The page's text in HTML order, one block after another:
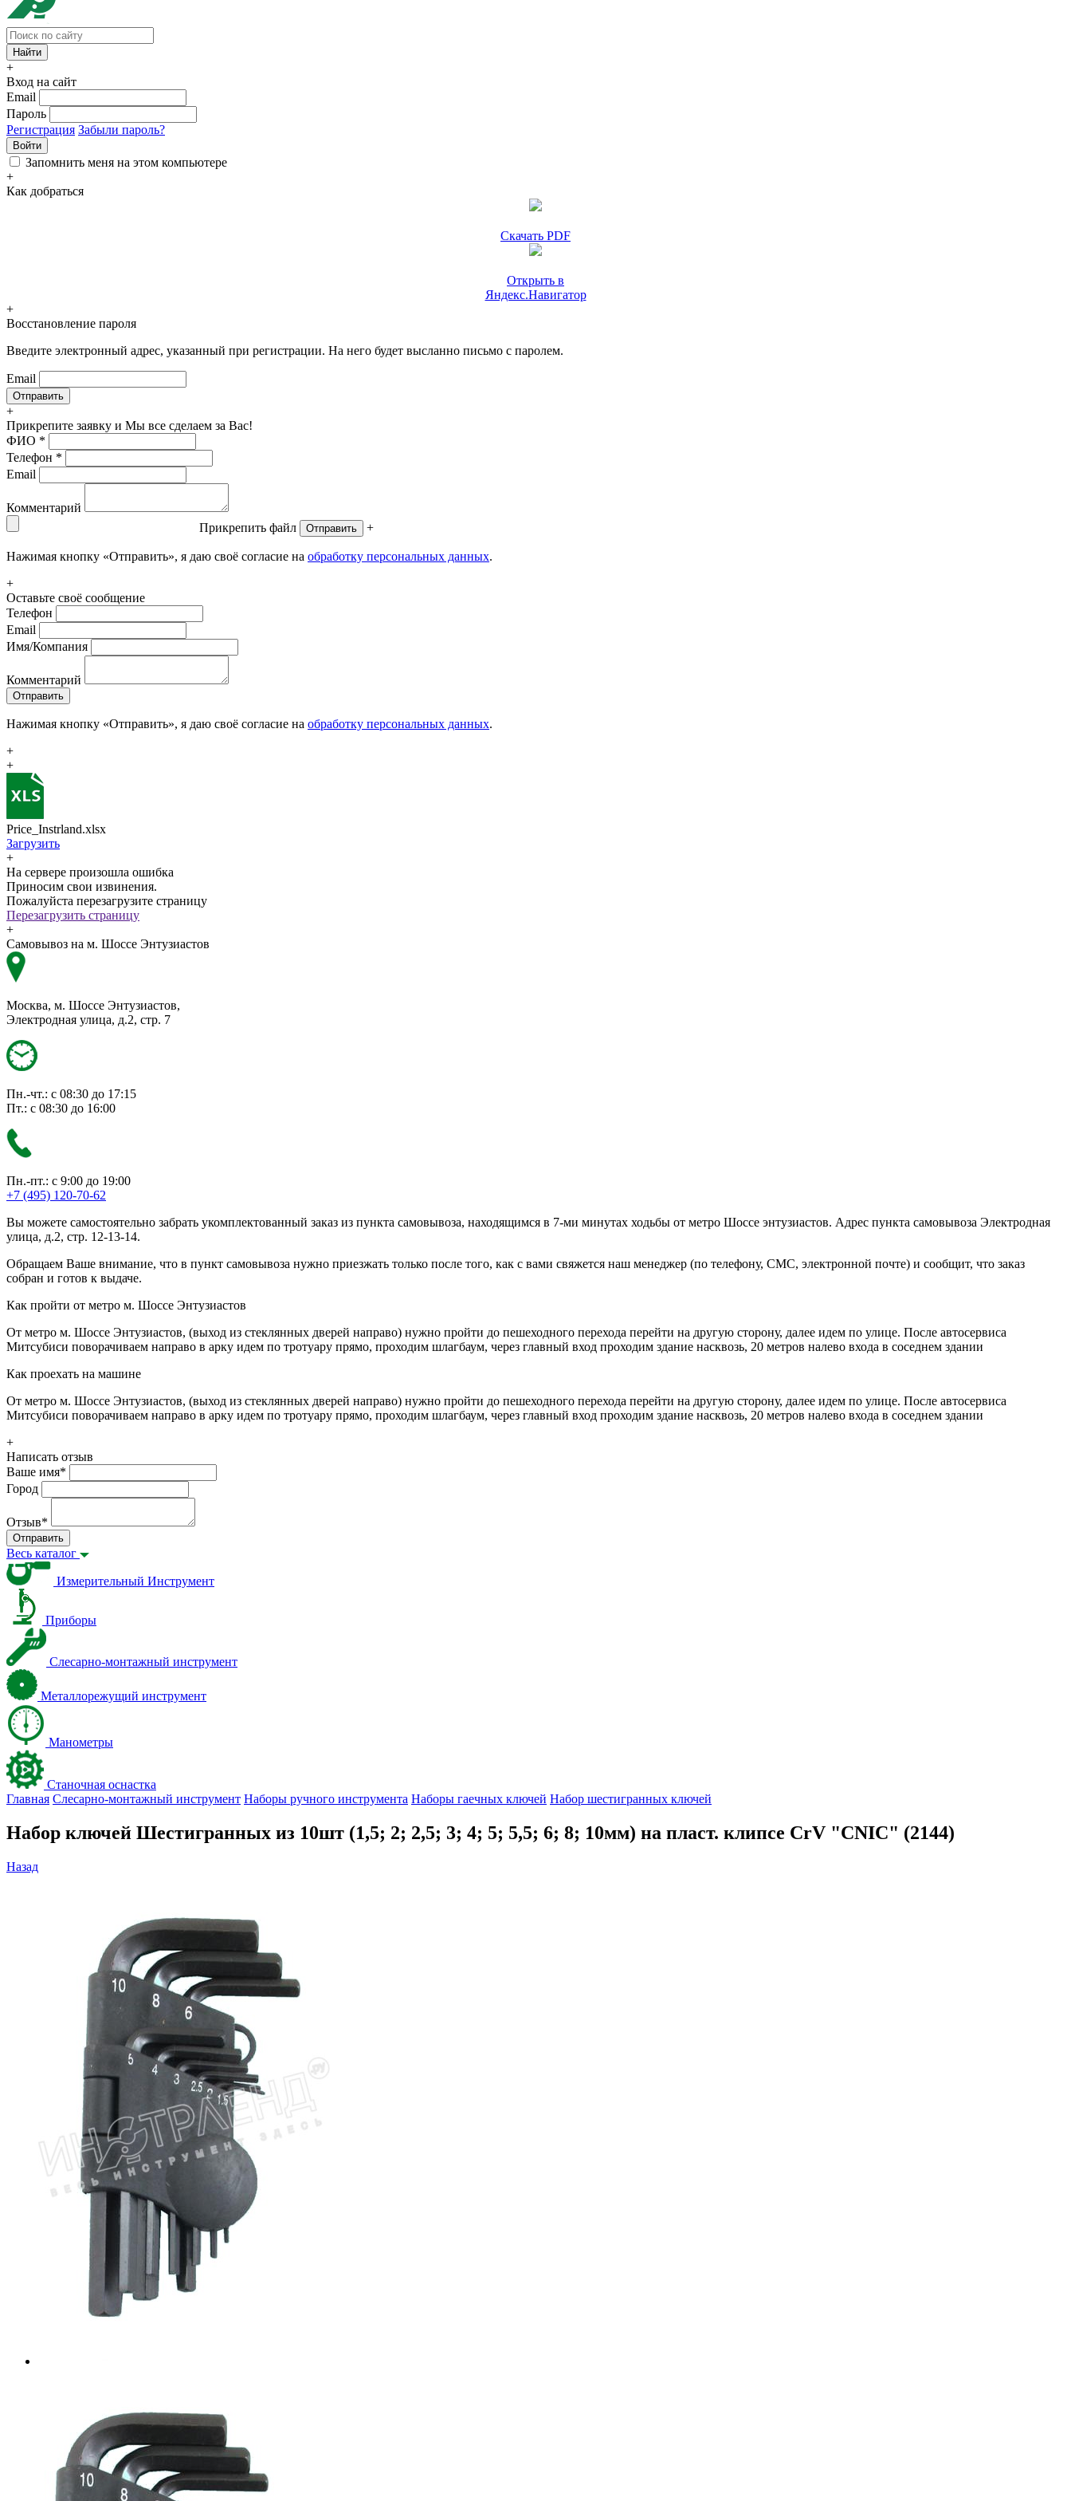
+
Вход на сайт
Email
Пароль
Регистрация Забыли пароль?
Войти
Запомнить меня на этом компьютере
+
Как добраться
Скачать PDF
Открыть в
Яндекс.Навигатор
+
Восстановление пароля
Введите электронный адрес, указанный при регистрации. На него будет высланно письмо с паролем.
Email
+
Прикрепите заявку и Мы все сделаем за Вас!
ФИО *
Телефон *
Email
Комментарий
Прикрепить файл
Отправить +
Нажимая кнопку «Отправить», я даю своё согласие на обработку персональных данных.
+
Оставьте своё сообщение
Телефон
Email
Имя/Компания
Комментарий
Отправить
Нажимая кнопку «Отправить», я даю своё согласие на обработку персональных данных.
+
+
Price_Instrland.xlsx
Загрузить
+
На сервере произошла ошибка
Приносим свои извинения.
Пожалуйста перезагрузите страницу
Перезагрузить страницу
+
Самовывоз на м. Шоссе Энтузиастов
Москва, м. Шоссе Энтузиастов,
Электродная улица, д.2, стр. 7
Пн.-чт.: с 08:30 до 17:15
Пт.: с 08:30 до 16:00
Пн.-пт.: с 9:00 до 19:00
+7 (495) 120-70-62
Вы можете самостоятельно забрать укомплектованный заказ из пункта самовывоза, находящимся в 7-ми минутах ходьбы от метро Шоссе энтузиастов. Адрес пункта самовывоза Электродная
улица, д.2, стр. 12-13-14.
Обращаем Ваше внимание, что в пункт самовывоза нужно приезжать только после того, как с вами свяжется наш менеджер (по телефону, СМС, электронной почте) и сообщит, что заказ
собран и готов к выдаче.
Как пройти от метро м. Шоссе Энтузиастов
От метро м. Шоссе Энтузиастов, (выход из стеклянных дверей направо) нужно пройти до пешеходного перехода перейти на другую сторону, далее идем по улице. После автосервиса
Митсубиси поворачиваем направо в арку идем по тротуару прямо, проходим шлагбаум, через главный вход проходим здание насквозь, 20 метров налево входа в соседнем здании
Как проехать на машине
От метро м. Шоссе Энтузиастов, (выход из стеклянных дверей направо) нужно пройти до пешеходного перехода перейти на другую сторону, далее идем по улице. После автосервиса
Митсубиси поворачиваем направо в арку идем по тротуару прямо, проходим шлагбаум, через главный вход проходим здание насквозь, 20 метров налево входа в соседнем здании
+
Написать отзыв
Ваше имя*
Город
Отзыв*
Отправить
Весь каталог
Измерительный Инструмент
Приборы
Слесарно-монтажный инструмент
Металлорежущий инструмент
Манометры
Станочная оснастка
Главная Слесарно-монтажный инструмент Наборы ручного инструмента Наборы гаечных ключей Набор шестигранных ключей
Набор ключей Шестигранных из 10шт (1,5; 2; 2,5; 3; 4; 5; 5,5; 6; 8; 10мм) на пласт. клипсе СrV "CNIC" (2144)
Назад